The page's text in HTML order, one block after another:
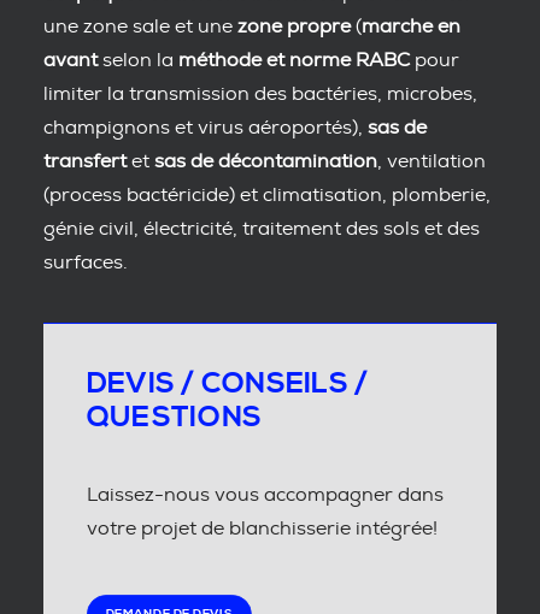
une zone sale et une zone propre(marche en
avantselon la méthode et norme RABCpour
limiter la transmission des bactéries, microbes,
champignons et virus aéroportés), sas de
transfertet sas de décontamination , ventilation
(process bactéricide) et climatisation, plomberie,
génie civil, électricité, traitement des sols et des
surfaces.
DEVIS / CONSEILS /
QUESTIONS
Laissez-nous vous accompagner dans
votre projet de blanchisserie intégrée!